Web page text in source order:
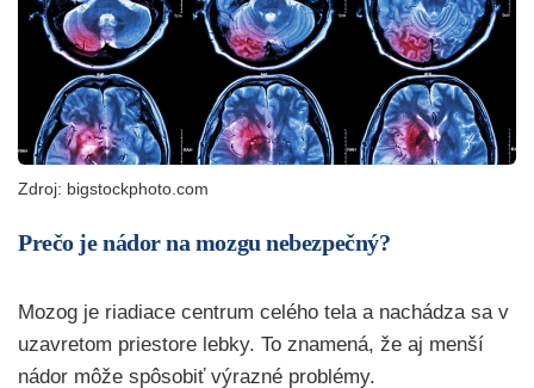
Zdroj: bigstockphoto.com
Prečo je nádor na mozgu nebezpečný?
Mozog je riadiace centrum celého tela a nachádza sa v
uzavretom priestore lebky. To znamená, že aj menší
nádor môže spôsobiť výrazné problémy.